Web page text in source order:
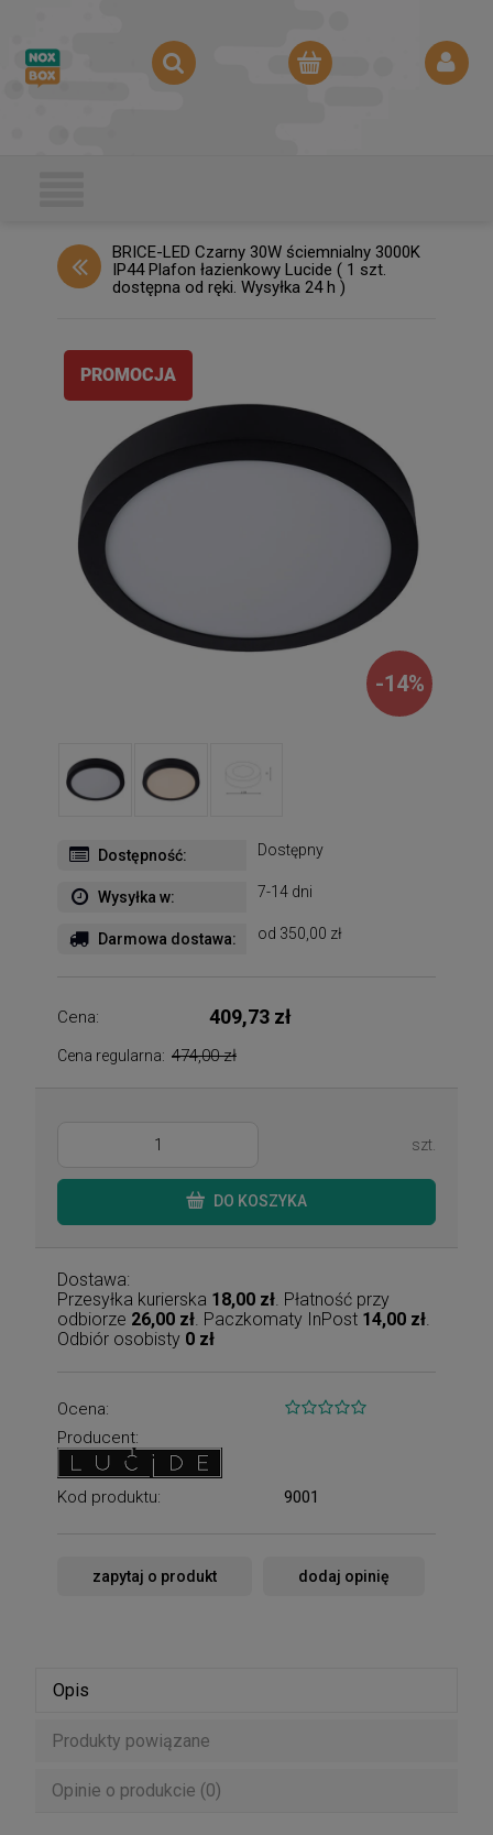
BRICE-LED Czarny 30W ściemnialny 3000K
IP44 Plafon łazienkowy Lucide ( 1 szt.
dostępna od ręki. Wysyłka 24 h )
PROMOCJA
-14%
Dostępność: Dostępny
Wysyłka w: 7-14 dni
Darmowa dostawa: od 350,00 zł
Cena: 409,73 zł
Cena regularna: 474,00 zł
szt.
DO KOSZYKA
Dostawa:
Przesyłka kurierska 18,00 zł . Płatność przy
odbiorze 26,00 zł . Paczkomaty InPost 14,00 zł
Odbiór osobisty 0 zł
Ocena:
Producent:
Kod produktu: 9001
zapytaj o produkt dodaj opinię
Opis
Produkty powiązane
Opinie o produkcie (0)